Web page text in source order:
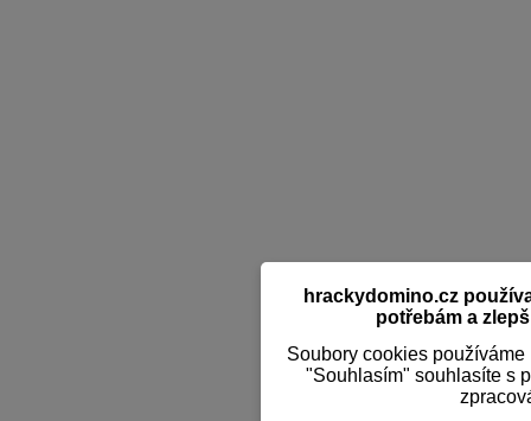
hrackydomino.cz
potřebám a
Soubory cookies
"Souhlasím" souhlasíte s